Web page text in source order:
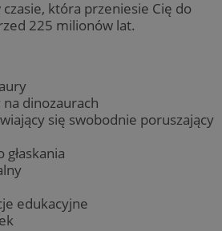
która przeniesie Cię do
225 milionów lat.
dinozaurach
się swobodnie poruszający
głaskania
edukacyjne